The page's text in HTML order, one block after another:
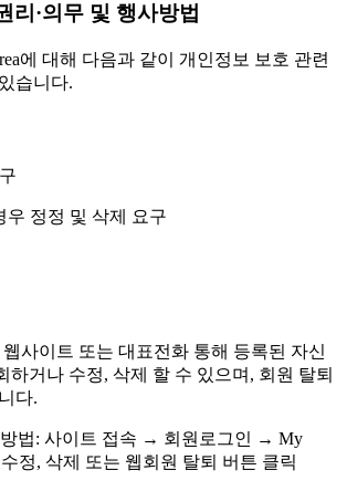
리·의무 및 행사방법
에 대해 다음과 같이 개인정보 보호 관련
습니다.
우 정정 및 삭제 요구
사이트 또는 대표전화 통해 등록된 자신
하거나 수정, 삭제 할 수 있으며, 회원 탈퇴
다.
방법: 사이트 접속 → 회원로그인 → My
정, 삭제 또는 웹회원 탈퇴 버튼 클릭